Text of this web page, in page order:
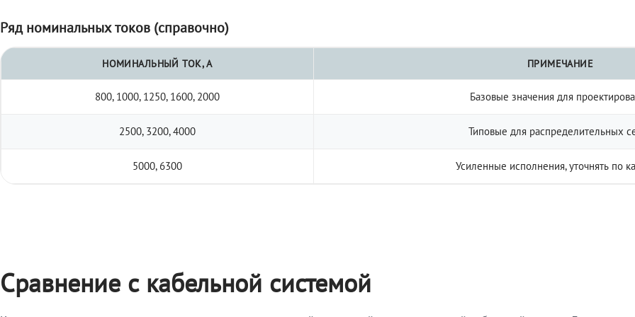
Ряд номинальных токов (справочно)
НОМИНАЛЬНЫЙ ТОК, А ПРИМЕЧАНИЕ
800, 1000, 1250, 1600, 2000 Базовые значения для
2500, 3200, 4000 Типовые для распределительных
5000, 6300 Усиленные исполнения, уточнять по
Сравнение с кабельной системой